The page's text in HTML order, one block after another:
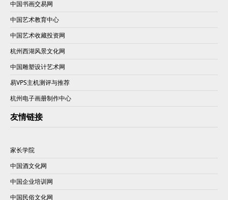
中国书画交易网
中国艺术教育中心
中国艺术收藏投资网
杭州西湖风景文化网
中国雕塑设计艺术网
易VPS主机测评与推荐
杭州电子画册制作中心
友情链接
家长学院
中国酒文化网
中国企业培训网
中国民俗文化网